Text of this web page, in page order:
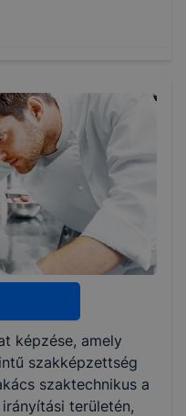
képzése, amely
szakképzettség
szaktechnikus a
területén,